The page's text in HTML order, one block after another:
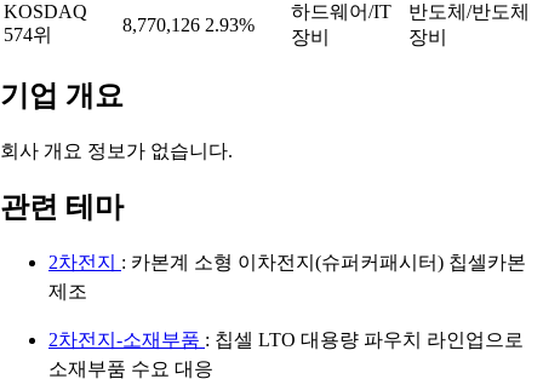
KOSDAQ
574위
8,770,126 2.93%
하드웨어/IT
장비
반도체/반도체
장비
기업 개요
회사 개요 정보가 없습니다.
관련 테마
2차전지 : 카본계 소형 이차전지(슈퍼커패시터) 칩셀카본
제조
2차전지-소재부품 : 칩셀 LTO 대용량 파우치 라인업으로
소재부품 수요 대응